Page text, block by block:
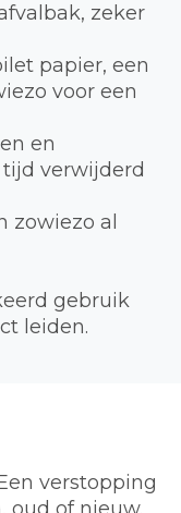
zeker
papier, een
voor een
en
verwijderd
zowiezo al
gebruik
leiden.
verstopping